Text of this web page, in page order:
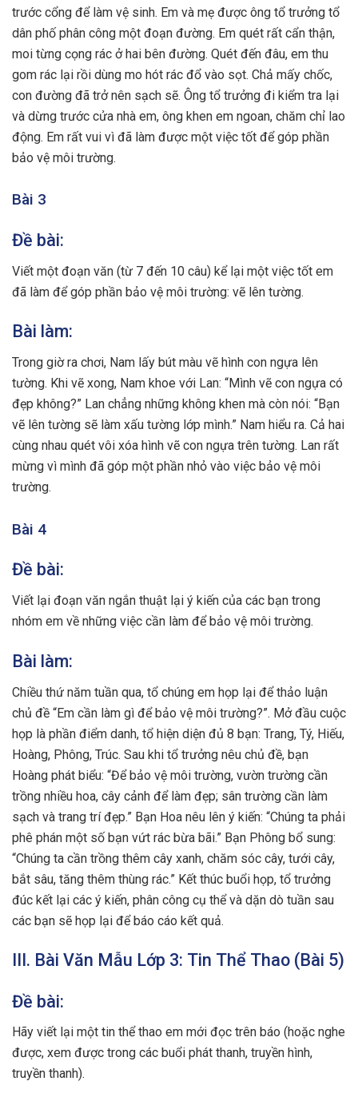
trước cổng để làm vệ sinh. Em và mẹ được ông tổ trưởng tổ
dân phố phân công một đoạn đường. Em quét rất cẩn thận,
moi từng cọng rác ở hai bên đường. Quét đến đâu, em thu
gom rác lại rồi dùng mo hót rác đổ vào sọt. Chả mấy chốc,
con đường đã trở nên sạch sẽ. Ông tổ trưởng đi kiểm tra lại
và dừng trước cửa nhà em, ông khen em ngoan, chăm chỉ lao
động. Em rất vui vì đã làm được một việc tốt để góp phần
bảo vệ môi trường.
Bài 3
Đề bài:
Viết một đoạn văn (từ 7 đến 10 câu) kể lại một việc tốt em
đã làm để góp phần bảo vệ môi trường: vẽ lên tường.
Bài làm:
Trong giờ ra chơi, Nam lấy bút màu vẽ hình con ngựa lên
tường. Khi vẽ xong, Nam khoe với Lan: “Mình vẽ con ngựa có
đẹp không?” Lan chẳng những không khen mà còn nói: “Bạn
vẽ lên tường sẽ làm xấu tường lớp mình.” Nam hiểu ra. Cả hai
cùng nhau quét vôi xóa hình vẽ con ngựa trên tường. Lan rất
mừng vì mình đã góp một phần nhỏ vào việc bảo vệ môi
trường.
Bài 4
Đề bài:
Viết lại đoạn văn ngắn thuật lại ý kiến của các bạn trong
nhóm em về những việc cần làm để bảo vệ môi trường.
Bài làm:
Chiều thứ năm tuần qua, tổ chúng em họp lại để thảo luận
chủ đề “Em cần làm gì để bảo vệ môi trường?”. Mở đầu cuộc
họp là phần điểm danh, tổ hiện diện đủ 8 bạn: Trang, Tý, Hiếu,
Hoàng, Phông, Trúc. Sau khi tổ trưởng nêu chủ đề, bạn
Hoàng phát biểu: “Để bảo vệ môi trường, vườn trường cần
trồng nhiều hoa, cây cảnh để làm đẹp; sân trường cần làm
sạch và trang trí đẹp.” Bạn Hoa nêu lên ý kiến: “Chúng ta phải
phê phán một số bạn vứt rác bừa bãi.” Bạn Phông bổ sung:
“Chúng ta cần trồng thêm cây xanh, chăm sóc cây, tưới cây,
bắt sâu, tăng thêm thùng rác.” Kết thúc buổi họp, tổ trưởng
đúc kết lại các ý kiến, phân công cụ thể và dặn dò tuần sau
các bạn sẽ họp lại để báo cáo kết quả.
III. Bài Văn Mẫu Lớp 3: Tin Thể Thao (Bài 5)
Đề bài:
Hãy viết lại một tin thể thao em mới đọc trên báo (hoặc nghe
được, xem được trong các buổi phát thanh, truyền hình,
truyền thanh).